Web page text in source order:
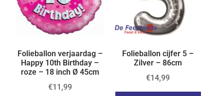
Folieballon verjaardag –
Happy 10th Birthday –
roze – 18 inch Ø 45cm
€11,99
Folieballon cijfer 5 –
Zilver – 86cm
€14,99